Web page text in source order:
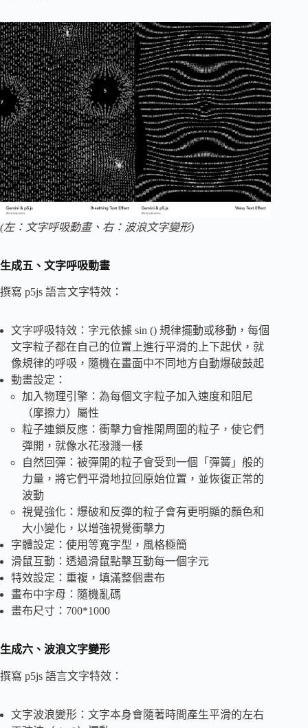
(左：文字呼吸動畫、右：波浪文字變形)
生成五、文字呼吸動畫
撰寫 p5js 語言文字特效：
文字呼吸特效：字元依據 sin () 規律擺動或移動，每個
文字粒子都在自己的位置上進行平滑的上下起伏，就
像規律的呼吸，隨機在畫面中不同地方自動爆破鼓起
動畫設定：
加入物理引擎：為每個文字粒子加入速度和阻尼
（摩擦力）屬性
粒子連鎖反應：衝擊力會推開周圍的粒子，使它們
彈開，就像水花潑濺一樣
自然回彈：被彈開的粒子會受到一個「彈簧」般的
力量，將它們平滑地拉回原始位置，並恢復正常的
波動
視覺強化：爆破和反彈的粒子會有更明顯的顏色和
大小變化，以增強視覺衝擊力
字體設定：使用等寬字型，風格極簡
滑鼠互動：透過滑鼠點擊互動每一個字元
特效設定：重複，填滿整個畫布
畫布中字母：隨機亂碼
畫布尺寸：700*1000
生成六、波浪文字變形
撰寫 p5js 語言文字特效：
文字波浪變形：文字本身會隨著時間產生平滑的左右